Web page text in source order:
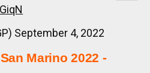
September 4, 2022
Marino 2022 -